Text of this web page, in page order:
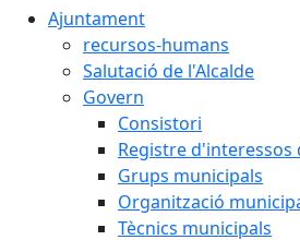
Ajuntament
recursos-humans
Salutació de l'Alcalde
Govern
Consistori
Registre
Grups municipals
Organització
Tècnics municipals